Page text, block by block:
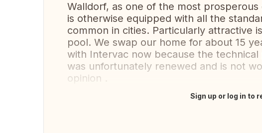
Walldorf, as one of the most
is otherwise equipped with all the
common in cities. Particularly attractive
pool. We swap our home for about 15
with Intervac now because the
was unfortunately renewed and is not
opinion .
Sign up or log in to